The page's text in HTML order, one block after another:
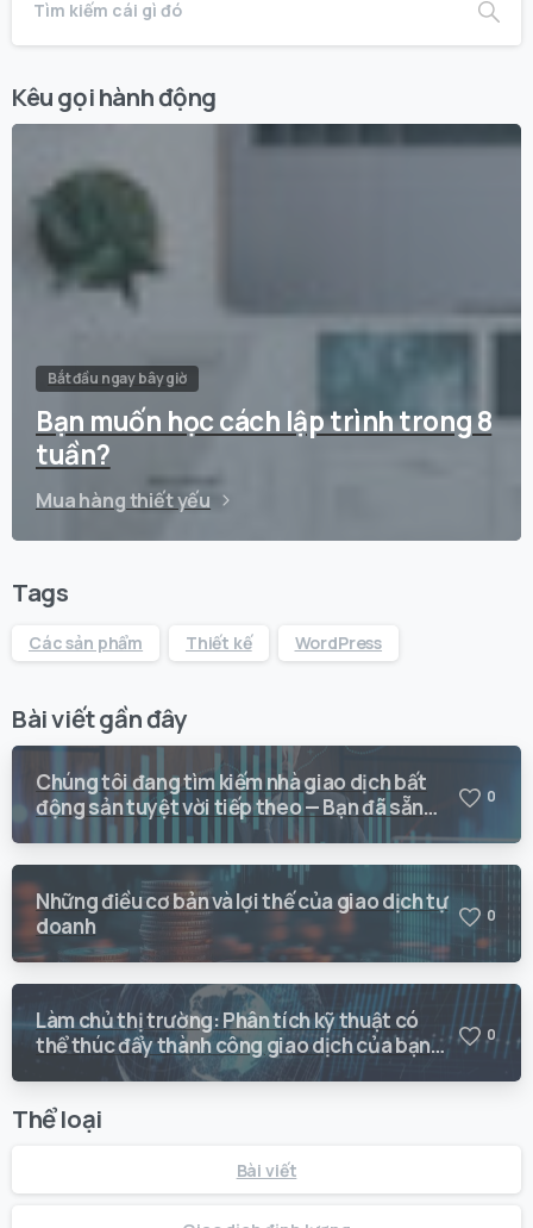
Kêu gọi hành động
Bắt đầu ngay bây giờ
Bạn muốn học cách lập trình trong 8
tuần?
Mua hàng thiết yếu
Tags
Các sản phẩm Thiết kế WordPress
Bài viết gần đây
Chúng tôi đang tìm kiếm nhà giao dịch bất
động sản tuyệt vời tiếp theo — Bạn đã sẵn
sàng giao dịch với Vision Quant chưa?
0
Những điều cơ bản và lợi thế của giao dịch tự
doanh
0
Làm chủ thị trường: Phân tích kỹ thuật có
thể thúc đẩy thành công giao dịch của bạn
như thế nào
0
Thể loại
Bài viết